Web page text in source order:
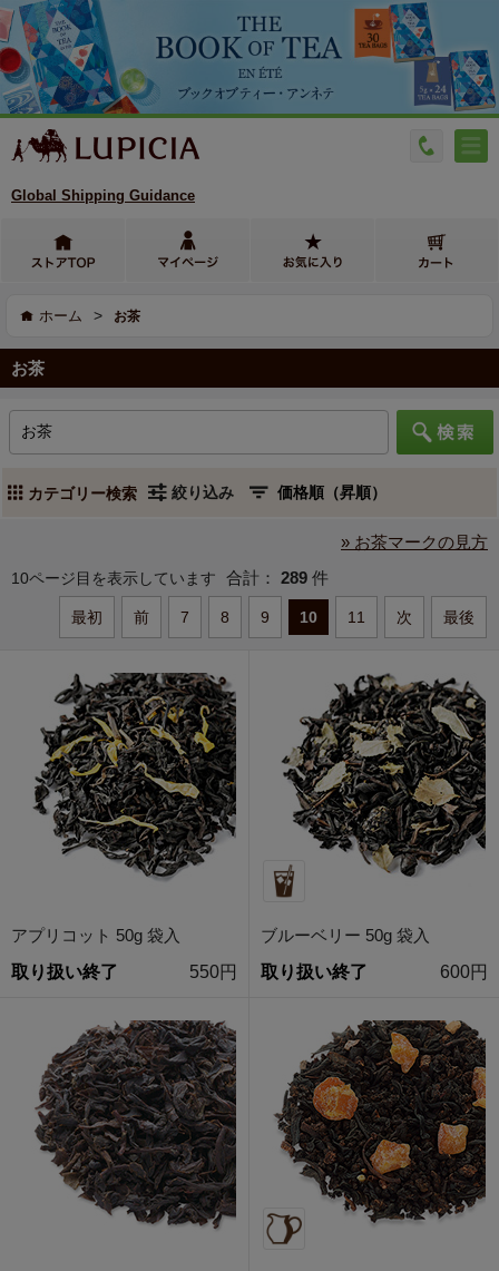
Global Shipping Guidance
ホーム > お茶
お茶
カテゴリー検索 絞り込み
» お茶マークの見方
10ページ目を表示しています 合計： 289 件
最初 前 7 8 9 10 11 次 最後
アプリコット 50g 袋入
取り扱い終了
550円
ブルーベリー 50g 袋入
取り扱い終了
600円